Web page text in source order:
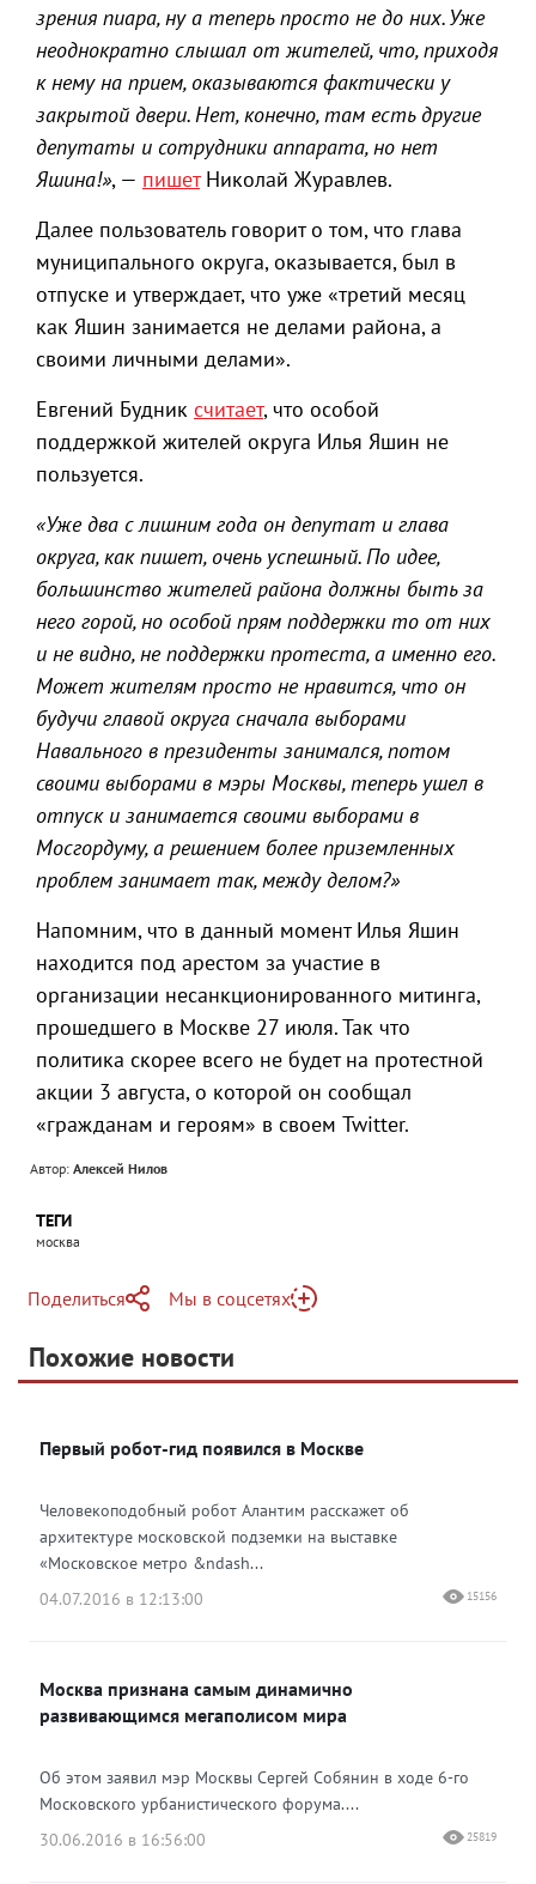
зрения пиара, ну а теперь просто не до них. Уже
неоднократно слышал от жителей, что, приходя
к нему на прием, оказываются фактически у
закрытой двери. Нет, конечно, там есть другие
депутаты и сотрудники аппарата, но нет
Яшина!», — пишетНиколай Журавлев.
Далее пользователь говорит о том, что глава
муниципального округа, оказывается, был в
отпуске и утверждает, что уже «третий месяц
как Яшин занимается не делами района, а
своими личными делами».
Евгений Будник считает, что особой
поддержкой жителей округа Илья Яшин не
пользуется.
«Уже два с лишним года он депутат и глава
округа, как пишет, очень успешный. По идее,
большинство жителей района должны быть за
него горой, но особой прям поддержки то от них
и не видно, не поддержки протеста, а именно его.
Может жителям просто не нравится, что он
будучи главой округа сначала выборами
Навального в президенты занимался, потом
своими выборами в мэры Москвы, теперь ушел в
отпуск и занимается своими выборами в
Мосгордуму, а решением более приземленных
проблем занимает так, между делом?»
Напомним, что в данный момент Илья Яшин
находится под арестом за участие в
организации несанкционированного митинга,
прошедшего в Москве 27 июля. Так что
политика скорее всего не будет на протестной
акции 3 августа, о которой он сообщал
«гражданам и героям» в своем Twitter.
Автор: Алексей Нилов
ТЕГИ
москва
Поделиться
Telegram
Одноклассники
Мы в соцсетях
Яндекс Дзен
Похожие новости
Первый робот-гид появился в Москве
Человекоподобный робот Алантим расскажет об
архитектуре московской подземки на выставке
«Московское метро &ndash...
04.07.2016 в 12:13:00
15156
Москва признана самым динамично
развивающимся мегаполисом мира
Об этом заявил мэр Москвы Сергей Собянин в ходе 6-го
Московского урбанистического форума....
30.06.2016 в 16:56:00
25819